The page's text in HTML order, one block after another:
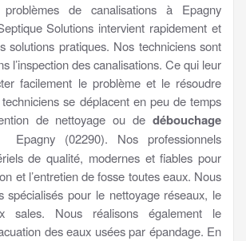
de canalisations à Epagny
Solutions intervient rapidement et
solutions pratiques. Nos techniciens sont
l’inspection des canalisations. Ce qui leur
facilement le problème et le résoudre
se déplacent en peu de temps
de nettoyage ou de débouchage
(02290). Nos professionnels
de qualité, modernes et fiables pour
et l’entretien de fosse toutes eaux. Nous
spécialisés pour le nettoyage réseaux, le
sales. Nous réalisons également le
des eaux usées par épandage. En